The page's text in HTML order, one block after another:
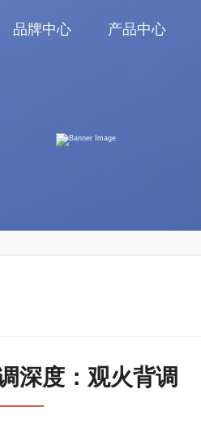
品牌中心 产品中心
深度：观火背调